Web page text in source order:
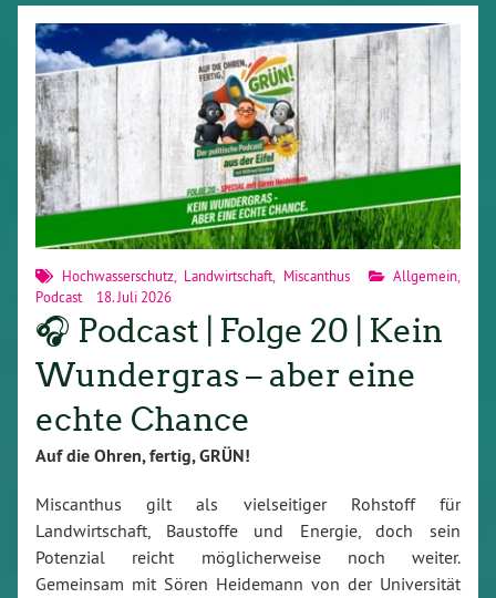
Hochwasserschutz, Landwirtschaft Miscanthus Allgemein
Podcast
18. Juli 2026
🎧 Podcast | Folge 20 | Kein
Wundergras – aber eine
echte Chance
Auf die Ohren, fertig, GRÜN!
Miscanthus gilt als vielseitiger Rohstoff für
Landwirtschaft, Baustoffe und Energie, doch sein
Potenzial reicht möglicherweise noch weiter.
Gemeinsam mit Sören Heidemann von der Universität